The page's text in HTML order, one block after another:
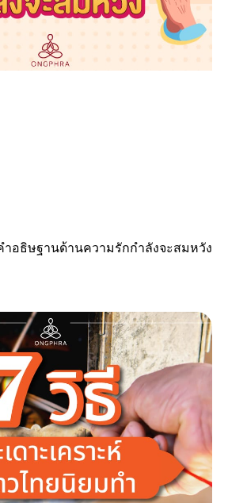
ำอธิษฐานด้านความรักกำลังจะสมหวัง